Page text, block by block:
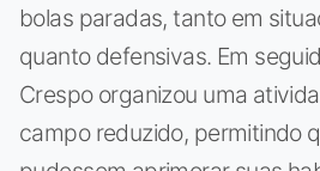
bolas paradas, tanto em
quanto defensivas. Em
Crespo organizou uma
campo reduzido, permitindo